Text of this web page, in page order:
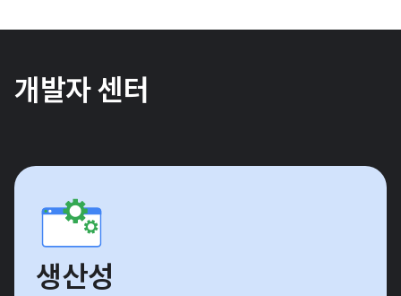
개발자 센터
생산성